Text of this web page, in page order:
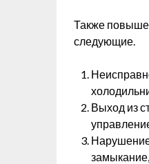
Также
следующие.
Выход из